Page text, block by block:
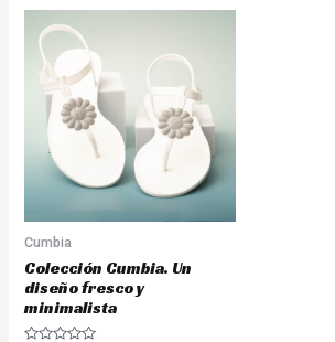
Cumbia
Colección Cumbia. Un
diseño fresco y
minimalista